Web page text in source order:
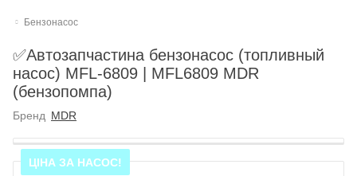
Бензонасос
✅Автозапчастина бензонасос (топливный
насос) MFL-6809 | MFL6809 MDR
(бензопомпа)
Бренд MDR
ЦІНА ЗА НАСОС!